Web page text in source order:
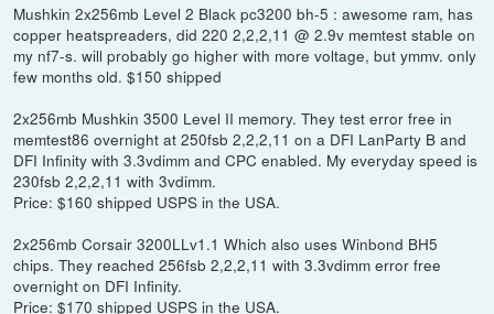
Mushkin 2x256mb Level 2 Black pc3200 bh-5 : awesome ram, has
copper heatspreaders, did 220 2,2,2,11 @ 2.9v memtest stable on
my nf7-s. will probably go higher with more voltage, but ymmv. only
few months old. $150 shipped
2x256mb Mushkin 3500 Level II memory. They test error free in
memtest86 overnight at 250fsb 2,2,2,11 on a DFI LanParty B and
DFI Infinity with 3.3vdimm and CPC enabled. My everyday speed is
230fsb 2,2,2,11 with 3vdimm.
Price: $160 shipped USPS in the USA.
2x256mb Corsair 3200LLv1.1 Which also uses Winbond BH5
chips. They reached 256fsb 2,2,2,11 with 3.3vdimm error free
overnight on DFI Infinity.
Price: $170 shipped USPS in the USA.